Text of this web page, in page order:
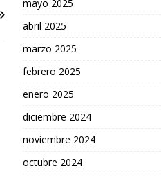
mayo 2025
abril 2025
marzo 2025
febrero 2025
enero 2025
diciembre 2024
noviembre 2024
octubre 2024